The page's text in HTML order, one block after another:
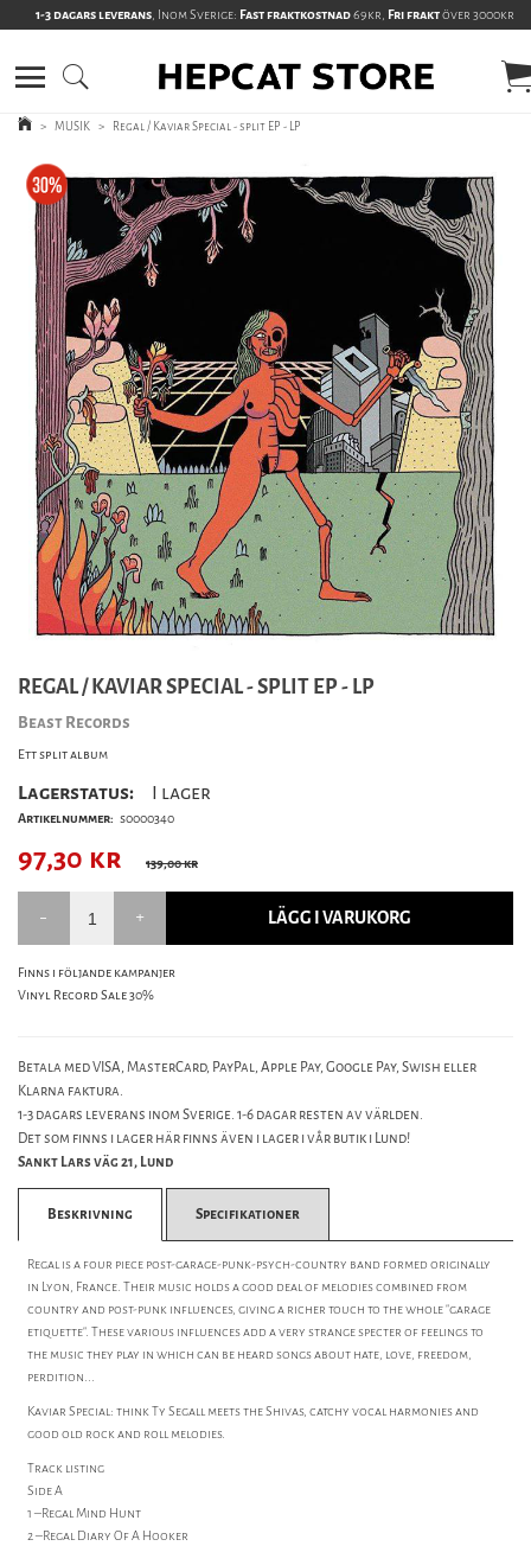
1-3 dagars leverans, Inom Sverige: Fast fraktkostnad69kr, Fri fraktöver 3000kr
> MUSIK > Regal / Kaviar Special - split EP - LP
REGAL / KAVIAR SPECIAL - SPLIT EP - LP
Beast Records
Ett split album
Lagerstatus: I lager
Artikelnummer: s0000340
97,30 kr 139,00 kr
LÄGG I VARUKORG
Finns i följande kampanjer
Vinyl Record Sale 30%
Betala med VISA, MasterCard, PayPal, Apple Pay, Google Pay, Swish eller
Klarna faktura.
1-3 dagars leverans inom Sverige. 1-6 dagar resten av världen.
Det som finns i lager här finns även i lager i vår butik i Lund!
Sankt Lars väg 21, Lund
Beskrivning Specifikationer
Regal is a four piece post-garage-punk-psych-country band formed originally
in Lyon, France. Their music holds a good deal of melodies combined from
country and post-punk influences, giving a richer touch to the whole "garage
etiquette". These various influences add a very strange specter of feelings to
the music they play in which can be heard songs about hate, love, freedom,
perdition...
Kaviar Special: think Ty Segall meets the Shivas, catchy vocal harmonies and
good old rock and roll melodies.
Track listing
Side A
1 –Regal Mind Hunt
2 –Regal Diary Of A Hooker